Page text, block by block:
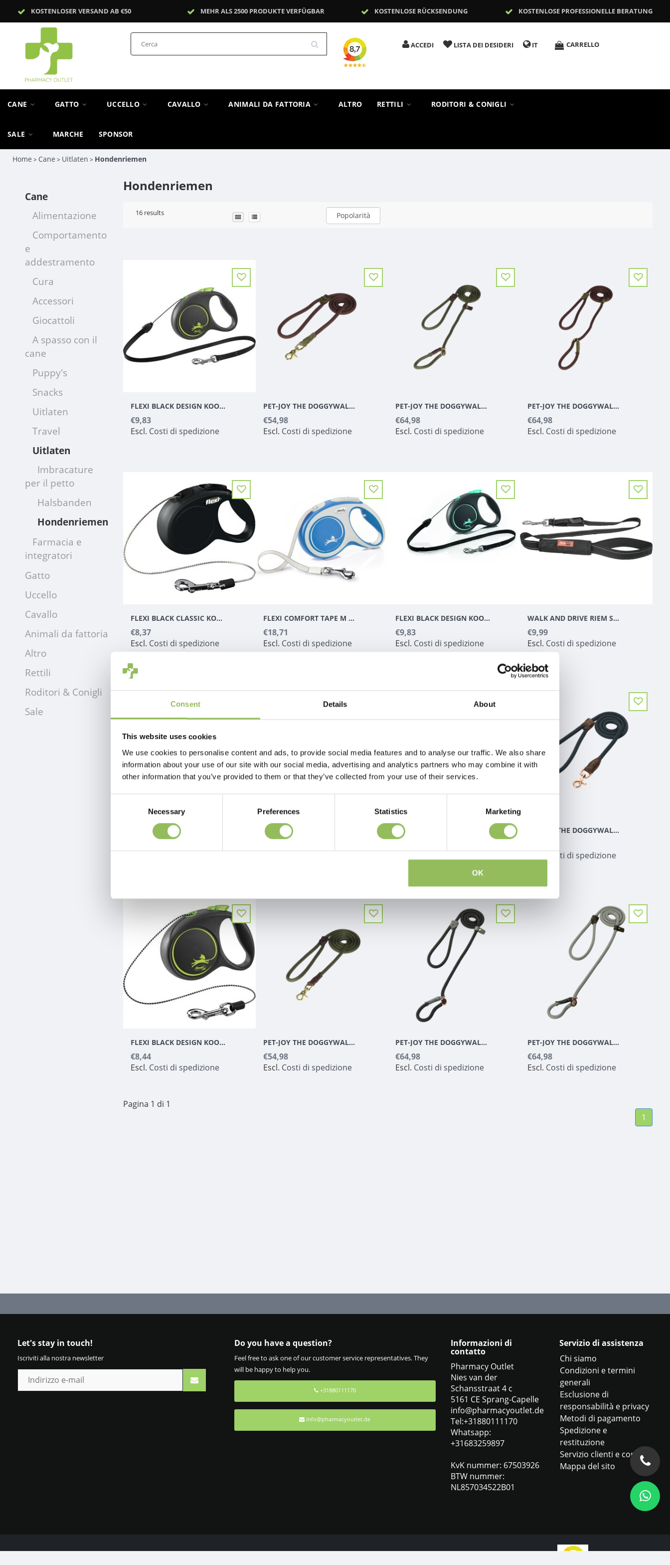
Consent Details About
This website uses cookies
We use cookies to personalise content and ads, to provide social media features and to analyse our traffic. We also share
information about your use of our site with our social media, advertising and analytics partners who may combine it with
other information that you’ve provided to them or that they’ve collected from your use of their services.
Necessary Preferences Statistics Marketing
OK
KOSTENLOSER VERSAND AB €50 MEHR ALS 2500 PRODUKTE VERFÜGBAR KOSTENLOSE RÜCKSENDUNG KOSTENLOSE PROFESSIONELLE BERATUNG
ACCEDI LISTA DEI DESIDERI IT CARRELLO
CANE GATTO UCCELLO CAVALLO ANIMALI DA FATTORIA ALTRO RETTILI RODITORI & CONIGLI
SALE MARCHE SPONSOR
Home > Cane > Uitlaten > Hondenriemen
Cane
Alimentazione
Comportamento
e
addestramento
Cura
Accessori
Giocattoli
A spasso con il
cane
Puppy's
Snacks
Uitlaten
Travel
Uitlaten
Imbracature
per il petto
Halsbanden
Hondenriemen
Farmacia e
integratori
Gatto
Uccello
Cavallo
Animali da fattoria
Altro
Rettili
Roditori & Conigli
Sale
Hondenriemen
16 results Popolarità
FLEXI BLACK DESIGN KOORD S GROEN|ZWART S 5 M
€9,83
Escl. Costi di spedizione
PET-JOY THE DOGGYWALKER ROPE LEASH BROWN
€54,98
Escl. Costi di spedizione
PET-JOY THE DOGGYWALKER SLIP LINE OLIVE GREEN
€64,98
Escl. Costi di spedizione
PET-JOY THE DOGGYWALKER SLIP LINE BROWN
€64,98
Escl. Costi di spedizione
FLEXI BLACK CLASSIC KOORD XS 3 METER
€8,37
Escl. Costi di spedizione
FLEXI COMFORT TAPE M BLAUW|LICHTGRIJS M 5 M
€18,71
Escl. Costi di spedizione
FLEXI BLACK DESIGN KOORD S BLAUW|ZWART S 5 M
€9,83
Escl. Costi di spedizione
WALK AND DRIVE RIEM SPORT LONG BLACK (WALK AND DRIVE RIEM SPORT SHORT BLACK 1,2 M / 2,5 CM)
€9,99
Escl. Costi di spedizione
PET-JOY THE DOGGYWALKER ROPE LEASH NAVY BLUE
Costi di spedizione
FLEXI BLACK DESIGN KOORD XS GROEN|ZWART XS 3 M
€8,44
Escl. Costi di spedizione
PET-JOY THE DOGGYWALKER ROPE LEASH OLIVE GREEN
€54,98
Escl. Costi di spedizione
PET-JOY THE DOGGYWALKER SLIP LINE DARK GREY
€64,98
Escl. Costi di spedizione
PET-JOY THE DOGGYWALKER SLIP LINE SILVER GREY
€64,98
Escl. Costi di spedizione
Pagina 1 di 1
1
Let's stay in touch!
Iscriviti alla nostra newsletter
Do you have a question?
Feel free to ask one of our customer service representatives. They
will be happy to help you.
+31880111170
info@pharmacyoutlet.de
Informazioni di
contatto
Pharmacy Outlet
Nies van der
Schansstraat 4 c
5161 CE Sprang-Capelle
info@pharmacyoutlet.de
Tel:+31880111170
Whatsapp:
+31683259897
KvK nummer: 67503926
BTW nummer:
NL857034522B01
Servizio di assistenza
Chi siamo
Condizioni e termini
generali
Esclusione di
responsabilità e privacy
Metodi di pagamento
Spedizione e
restituzione
Servizio clienti e contatti
Mappa del sito